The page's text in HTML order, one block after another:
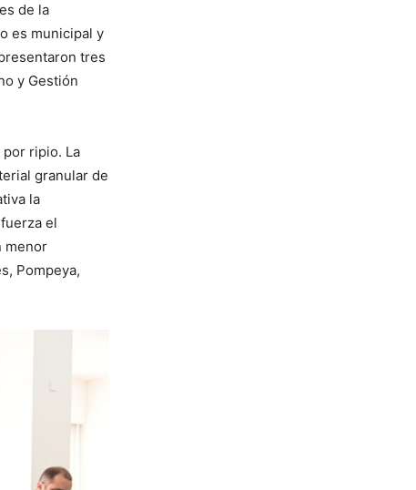
de la
es municipal y
tres
y Gestión
ripio. La
granular de
la
el
menor
Pompeya,